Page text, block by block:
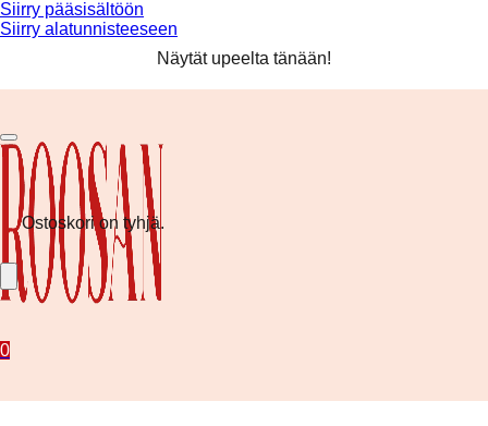
Siirry pääsisältöön
Siirry alatunnisteeseenIlmainen toimitus yli 80 € tilauksiin! ❤️
Näytät upeelta tänään!
0
Ostoskori on tyhjä.